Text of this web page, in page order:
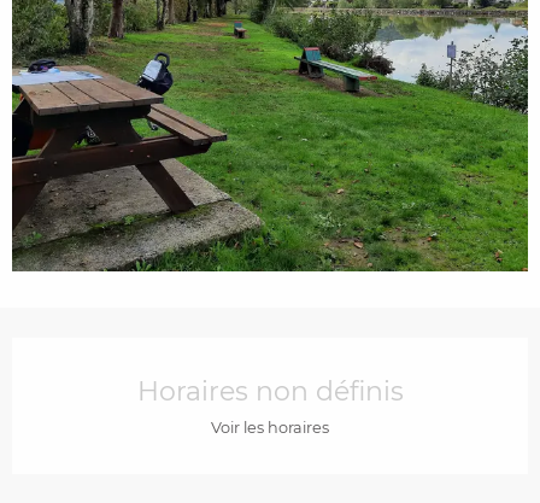
Horaires non définis
Voir les horaires